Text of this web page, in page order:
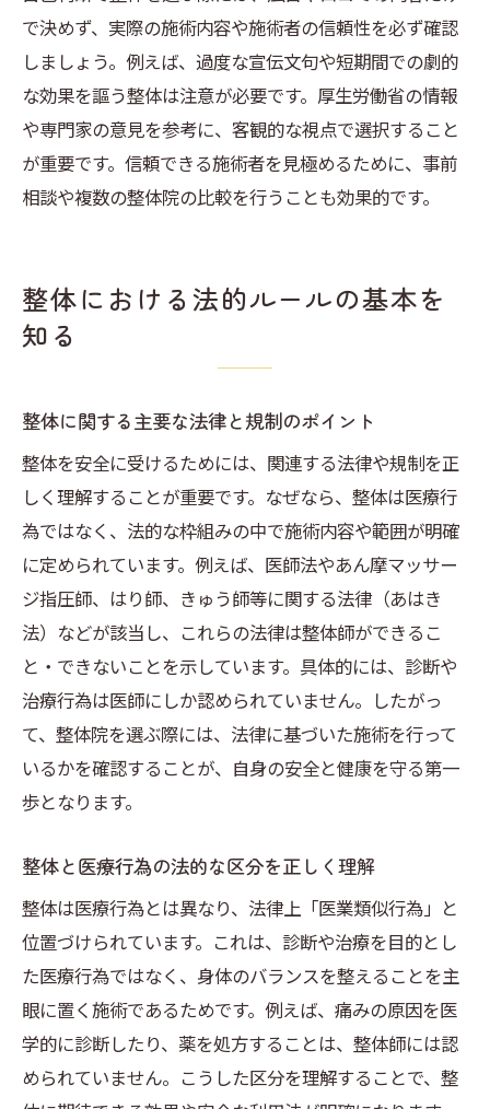
で決めず、実際の施術内容や施術者の信頼性を必ず確認
しましょう。例えば、過度な宣伝文句や短期間での劇的
な効果を謳う整体は注意が必要です。厚生労働省の情報
や専門家の意見を参考に、客観的な視点で選択すること
が重要です。信頼できる施術者を見極めるために、事前
相談や複数の整体院の比較を行うことも効果的です。
整体における法的ルールの基本を
知る
整体に関する主要な法律と規制のポイント
整体を安全に受けるためには、関連する法律や規制を正
しく理解することが重要です。なぜなら、整体は医療行
為ではなく、法的な枠組みの中で施術内容や範囲が明確
に定められています。例えば、医師法やあん摩マッサー
ジ指圧師、はり師、きゅう師等に関する法律（あはき
法）などが該当し、これらの法律は整体師ができるこ
と・できないことを示しています。具体的には、診断や
治療行為は医師にしか認められていません。したがっ
て、整体院を選ぶ際には、法律に基づいた施術を行って
いるかを確認することが、自身の安全と健康を守る第一
歩となります。
整体と医療行為の法的な区分を正しく理解
整体は医療行為とは異なり、法律上「医業類似行為」と
位置づけられています。これは、診断や治療を目的とし
た医療行為ではなく、身体のバランスを整えることを主
眼に置く施術であるためです。例えば、痛みの原因を医
学的に診断したり、薬を処方することは、整体師には認
められていません。こうした区分を理解することで、整